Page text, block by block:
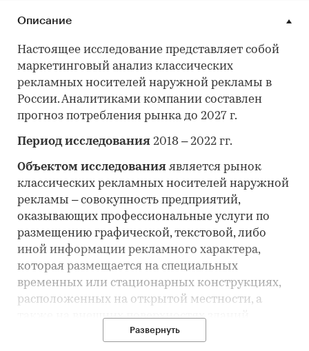
Описание
Настоящее исследование представляет собой
маркетинговый анализ классических
рекламных носителей наружной рекламы в
России. Аналитиками компании составлен
прогноз потребления рынка до 2027 г.
Период исследования 2018 – 2022 гг.
Объектом исследования является рынок
классических рекламных носителей наружной
рекламы – совокупность предприятий,
оказывающих профессиональные услуги по
размещению графической, текстовой, либо
иной информации рекламного характера,
которая размещается на специальных
временных или стационарных конструкциях,
расположенных на открытой местности, а
также на внешних поверхностях зданий,
сооружений, на элементах уличного
Развернуть